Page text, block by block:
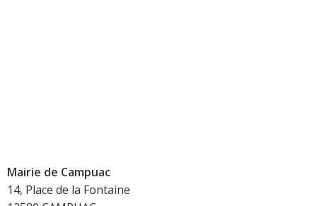
Mairie de Campuac
14, Place de la Fontaine